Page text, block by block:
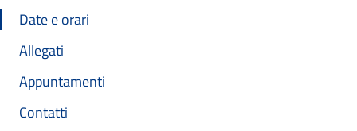
Date e orari
Allegati
Appuntamenti
Contatti